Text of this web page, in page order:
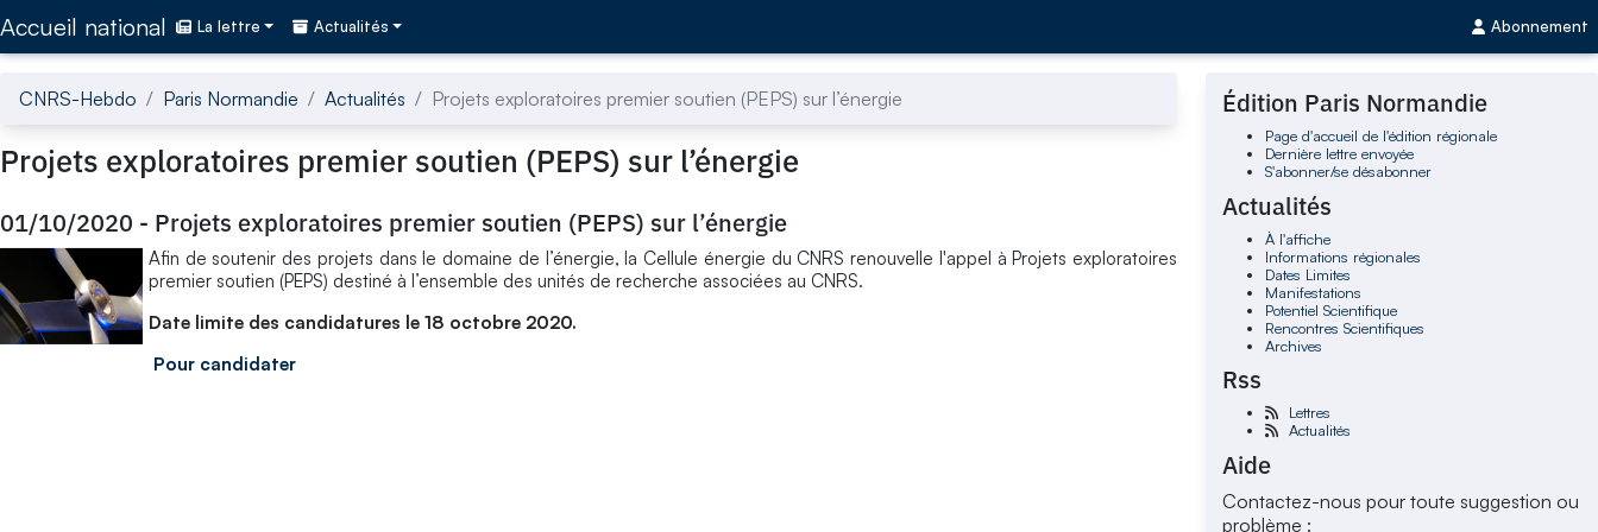
Accueil national La lettre Actualités Abonnement
CNRS-Hebdo Paris Normandie Actualités Projets exploratoires premier soutien (PEPS) sur l’énergie
Projets exploratoires premier soutien (PEPS) sur l’énergie
01/10/2020 - Projets exploratoires premier soutien (PEPS) sur l’énergie
​Afin de soutenir des projets dans le domaine de l’énergie, la Cellule énergie du CNRS renouvelle l'appel à Projets exploratoires
premier soutien (PEPS) destiné à l’ensemble des unités de recherche associées au CNRS.
Date limite des candidatures le 18 octobre 2020.
Pour candidater
Édition Paris Normandie
Page d'accueil de l'édition régionale
Dernière lettre envoyée
S'abonner/se désabonner
Actualités
À l'affiche
Informations régionales
Dates Limites
Manifestations
Potentiel Scientifique
Rencontres Scientifiques
Archives
Rss
Lettres
Actualités
Aide
Contactez-nous pour toute suggestion ou
problème :